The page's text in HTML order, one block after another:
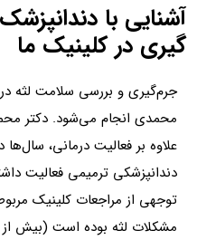
آشنایی با
گیری در کلینیک ما
جرم‌گیری و بررسی سلامت لثه
علاوه بر فعالیت درمانی،
دندانپزشکی ترمیمی فعالیت
توجهی از مراجعات کلینیک
مشکلات لثه بوده است (بیش از 1500 مورد در بازه 3 سال اخیر).